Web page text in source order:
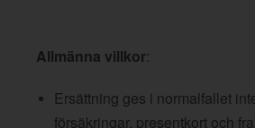
Allmänna villkor:
Ersättning ges i normalfallet
försäkringar, presentkort och